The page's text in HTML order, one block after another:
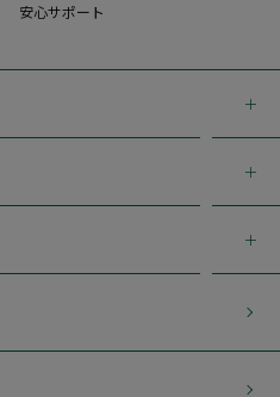
安心サポート